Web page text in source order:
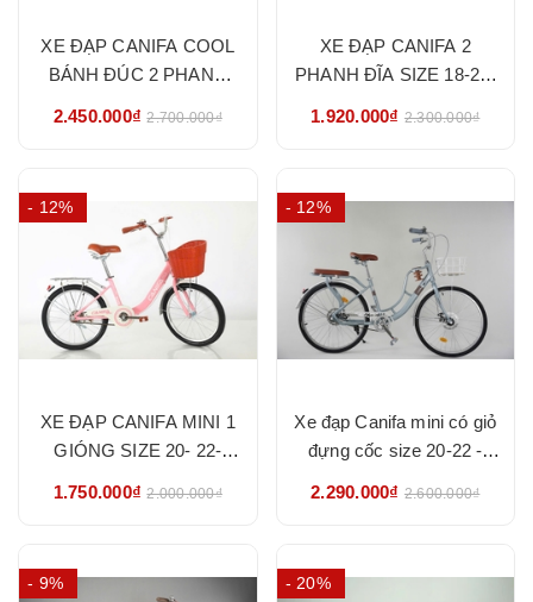
XE ĐẠP CANIFA COOL
BÁNH ĐÚC 2 PHANH
2.450.000₫ 2.700.000₫
XE ĐẠP CANIFA 2
PHANH ĐĨA SIZE 18-20-
1.920.000₫ 2.300.000₫
- 12%
XE ĐẠP CANIFA MINI 1
GIÓNG SIZE 20- 22-
1.750.000₫ 2.000.000₫
- 12%
Xe đạp Canifa mini có giỏ
đựng cốc size 20-22 -
2.290.000₫ 2.600.000₫
- 9% - 20%